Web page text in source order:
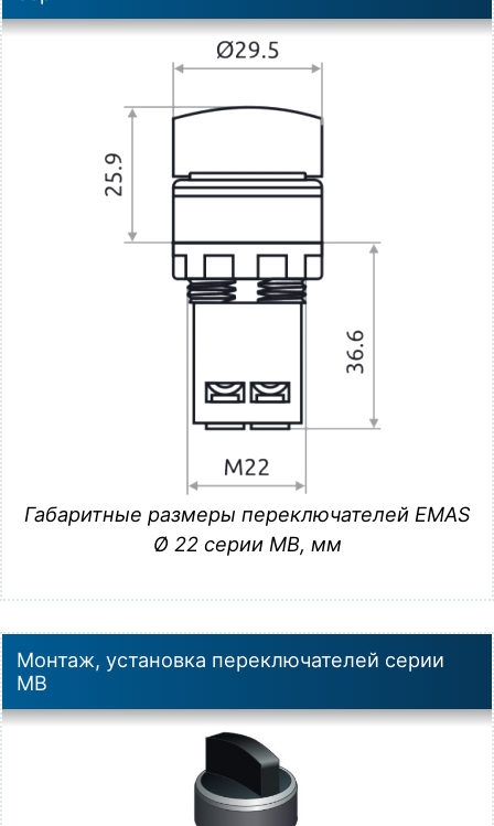
Габаритные размеры переключателей EMAS
Ø 22 серии MB, мм
Монтаж, установка переключателей серии
MB